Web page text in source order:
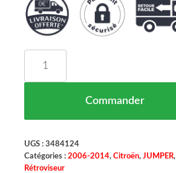
Commander
UGS : 3484124
Catégories : 2006-2014, Citroën, JUMPER,
Rétroviseur